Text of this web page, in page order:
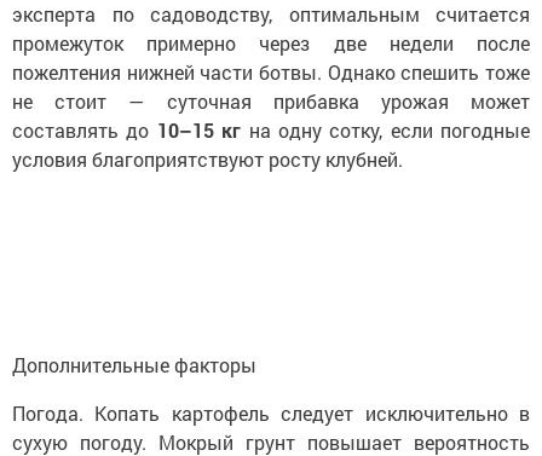
эксперта по садоводству, оптимальным считается
промежуток примерно через две недели после
пожелтения нижней части ботвы. Однако спешить тоже
не стоит — суточная прибавка урожая может
составлять до 10–15 кг на одну сотку, если погодные
условия благоприятствуют росту клубней.
Дополнительные факторы
Погода. Копать картофель следует исключительно в
сухую погоду. Мокрый грунт повышает вероятность